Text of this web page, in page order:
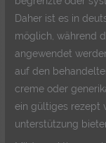
Daher ist es in
möglich, während
angewendet
auf den
creme oder
ein gültiges rezept
unterstützung